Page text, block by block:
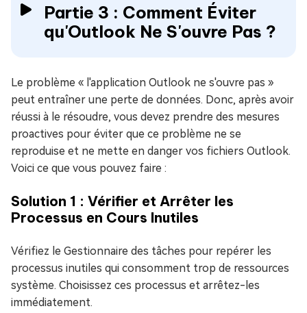
Partie 3 : Comment Éviter
qu'Outlook Ne S'ouvre Pas ?
Le problème « l'application Outlook ne s'ouvre pas »
peut entraîner une perte de données. Donc, après avoir
réussi à le résoudre, vous devez prendre des mesures
proactives pour éviter que ce problème ne se
reproduise et ne mette en danger vos fichiers Outlook.
Voici ce que vous pouvez faire :
Solution 1 : Vérifier et Arrêter les
Processus en Cours Inutiles
Vérifiez le Gestionnaire des tâches pour repérer les
processus inutiles qui consomment trop de ressources
système. Choisissez ces processus et arrêtez-les
immédiatement.